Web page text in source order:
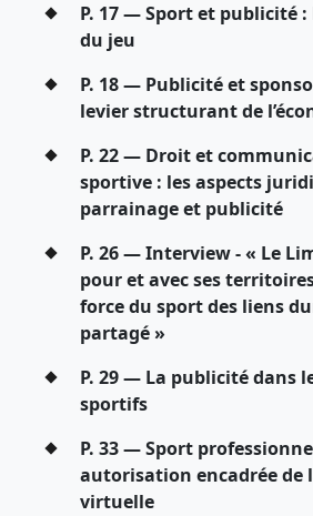
P. 17 — Sport et publicité
du jeu
P. 18 — Publicité et
levier structurant de
P. 22 — Droit et
sportive : les aspects
parrainage et publicité
P. 26 — Interview - « Le
pour et avec ses
force du sport des liens
partagé »
P. 29 — La publicité dans
sportifs
P. 33 — Sport
autorisation encadrée de
virtuelle